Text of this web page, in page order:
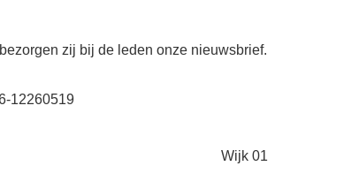
zij bij de leden onze nieuwsbrief.
12260519
Wijk 01